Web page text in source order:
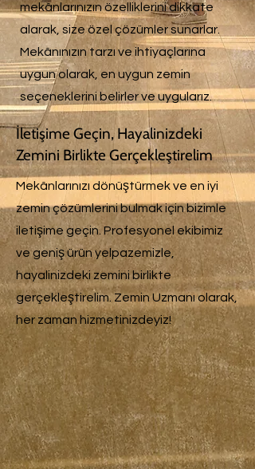
mekânlarınızın özelliklerini dikkate
alarak, size özel çözümler sunarlar.
Mekânınızın tarzı ve ihtiyaçlarına
uygun olarak, en uygun zemin
seçeneklerini belirler ve uygularız.
İletişime Geçin, Hayalinizdeki
Zemini Birlikte Gerçekleştirelim
Mekânlarınızı dönüştürmek ve en iyi
zemin çözümlerini bulmak için bizimle
iletişime geçin. Profesyonel ekibimiz
ve geniş ürün yelpazemizle,
hayalinizdeki zemini birlikte
gerçekleştirelim. Zemin Uzmanı olarak,
her zaman hizmetinizdeyiz!